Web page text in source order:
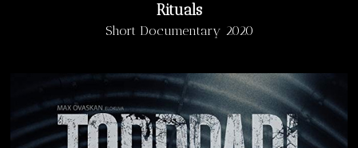
Rituals
Short Documentary 2020